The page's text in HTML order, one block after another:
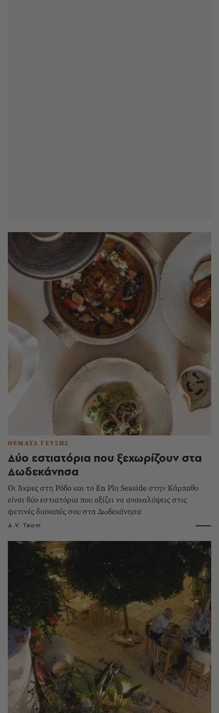
ΘΕΜΑΤΑ ΓΕΥΣΗΣ
Δύο εστιατόρια που ξεχωρίζουν στα
Δωδεκάνησα
Οι Άκρες στη Ρόδο και το En Plo Seaside στην Κάρπαθο
είναι δύο εστιατόρια που αξίζει να ανακαλύψεις στις
φετινές διακοπές σου στα Δωδεκάνησα
A.V. Team